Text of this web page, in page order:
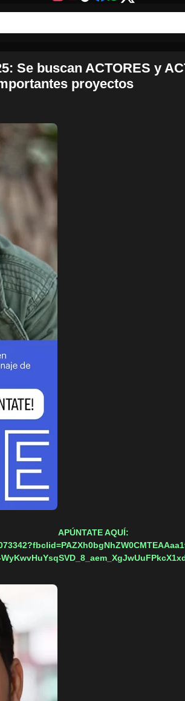
Se buscan ACTORES y
proyectos
APÚNTATE AQUÍ: